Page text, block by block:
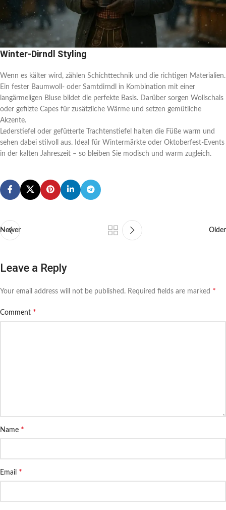
Winter-Dirndl Styling
Wenn es kälter wird, zählen Schichttechnik und die richtigen Materialien.
Ein fester Baumwoll- oder Samtdirndl in Kombination mit einer
langärmeligen Bluse bildet die perfekte Basis. Darüber sorgen Wollschals
oder gefilzte Capes für zusätzliche Wärme und setzen gemütliche
Akzente.
Lederstiefel oder gefütterte Trachtenstiefel halten die Füße warm und
sehen dabei stilvoll aus. Ideal für Wintermärkte oder Oktoberfest-Events
in der kalten Jahreszeit – so bleiben Sie modisch und warm zugleich.
Newer Older
Leave a Reply
Your email address will not be published. Required fields are marked *
Comment *
Name *
Email *